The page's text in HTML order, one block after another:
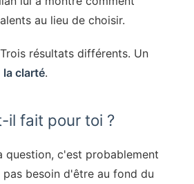
au lieu de choisir.
résultats différents. Un
la clarté.
il fait pour toi ?
question, c'est probablement
pas besoin d'être au fond du